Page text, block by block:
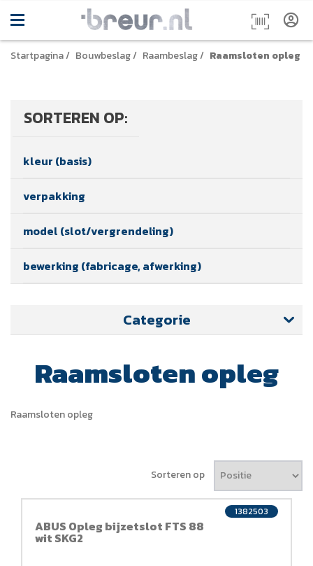
Startpagina/ Bouwbeslag/ Raambeslag/ Raamsloten opleg
SORTEREN OP:
kleur (basis)
verpakking
model (slot/vergrendeling)
bewerking (fabricage, afwerking)
Categorie
Raamsloten opleg
Raamsloten opleg
Sorteren op
ABUS Opleg bijzetslot FTS 88
wit SKG2
1382503